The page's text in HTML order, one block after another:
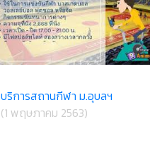
บริการสถานกีฬา ม.อุบลฯ
(1 พฤษภาคม 2563)